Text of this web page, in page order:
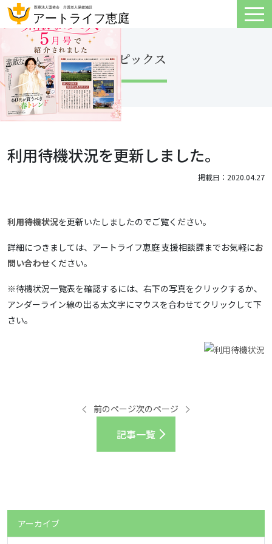
トピックス
利用待機状況を更新しました。
掲載日：2020.04.27
利用待機状況を更新いたしましたのでご覧ください。
詳細につきましては、アートライフ恵庭 支援相談課までお気軽にお
問い合わせください。
※待機状況一覧表を確認するには、右下の写真をクリックするか、
アンダーライン線の出る太文字にマウスを合わせてクリックして下
さい。
前のページ
記事一覧
次のページ
アーカイブ